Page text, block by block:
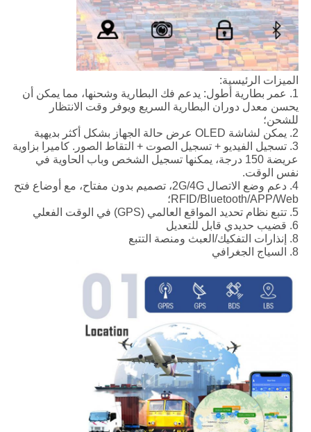
الميزات الرئيسية:
1. عمر بطارية أطول: يدعم فك البطارية وشحنها، مما يمكن أن
يحسن معدل دوران البطارية السريع ويوفر وقت الانتظار
للشحن؛
2. يمكن لشاشة OLED عرض حالة الجهاز بشكل أكثر بديهية
3. تسجيل الفيديو + تسجيل الصوت + التقاط الصور. كاميرا بزاوية
عريضة 150 درجة، يمكنها تسجيل الشخص وباب الحاوية في
نفس الوقت.
4. دعم وضع الاتصال 2G/4G، تصميم بدون مفتاح، مع أوضاع فتح
RFID/Bluetooth/APP/Web؛
5. تتبع نظام تحديد المواقع العالمي (GPS) في الوقت الفعلي
6. قضيب حديدي قابل للتعديل
8. إنذارات التفكيك/العبث ومنصة التتبع
8. السياج الجغرافي